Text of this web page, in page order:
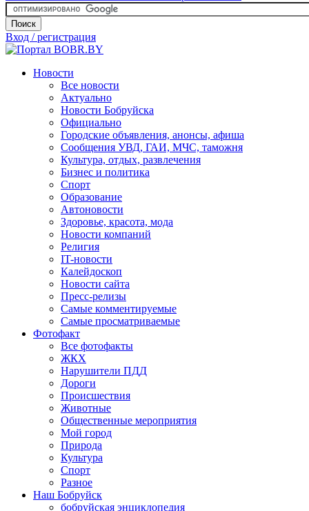
Поиск
Вход / регистрация
Новости
Все новости
Актуально
Новости Бобруйска
Официально
Городские объявления, анонсы, афиша
Сообщения УВД, ГАИ, МЧС, таможня
Культура, отдых, развлечения
Бизнес и политика
Спорт
Образование
Автоновости
Здоровье, красота, мода
Новости компаний
Религия
IT-новости
Калейдоскоп
Новости сайта
Пресс-релизы
Самые комментируемые
Самые просматриваемые
Фотофакт
Все фотофакты
ЖКХ
Нарушители ПДД
Дороги
Происшествия
Животные
Общественные мероприятия
Мой город
Природа
Культура
Спорт
Разное
Наш Бобруйск
бобруйская энциклопедия